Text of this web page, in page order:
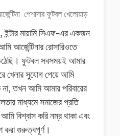
পেশাদার ফুটবল খেলোয়াড়
মায়ামি সিএফ-এর একজন
আর্জেন্টিনার রোসারিওতে
ফুটবল সবসময়ই আমার
খেলার সুযোগ পেয়ে আমি
তখন আমি আমার পরিবারের
মাধ্যমে সমাজের প্রতি
বিশ্বাস করি নম্র থাকা এবং
করা গুরুত্বপূর্ণ।